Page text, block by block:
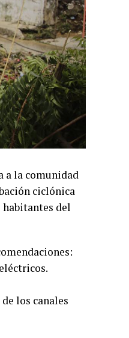
a la comunidad
ciclónica
habitantes del
los canales